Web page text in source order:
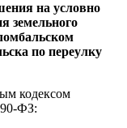
на условно
земельного
по переулку
кодексом
ФЗ: